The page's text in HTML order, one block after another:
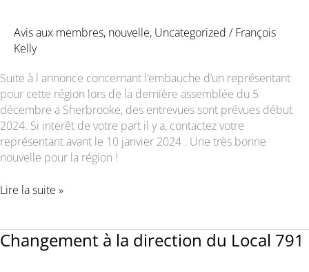
Avis aux membres, nouvelle, Uncategorized /François
Kelly
Suite à l annonce concernant l’embauche d’un représentant
pour cette région lors de la dernière assemblée du 5
décembre a Sherbrooke, des entrevues sont prévues début
2024. Si interêt de votre part il y a, contactez votre
représentant avant le 10 janvier 2024 . Une très bonne
nouvelle pour la région !
Embauche
grande
Lire la suite »
Changement à la direction du Local 791